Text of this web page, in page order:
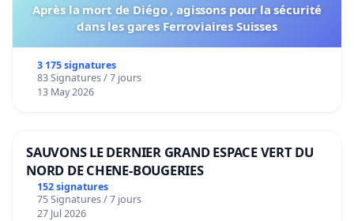
Après la mort de Diégo , agissons pour la sécurité
dans les gares Ferroviaires Suisses
3 175 signatures
83 Signatures / 7 jours
13 May 2026
SAUVONS LE DERNIER GRAND ESPACE VERT DU
NORD DE CHENE-BOUGERIES
152 signatures
75 Signatures / 7 jours
27 Jul 2026